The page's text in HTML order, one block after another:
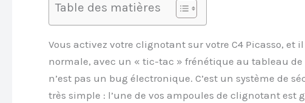
Table des matières
Vous activez votre clignotant sur votre C4 Picasso, et
normale, avec un « tic-tac » frénétique au tableau
n’est pas un bug électronique. C’est un système de
très simple : l’une de vos ampoules de clignotant est